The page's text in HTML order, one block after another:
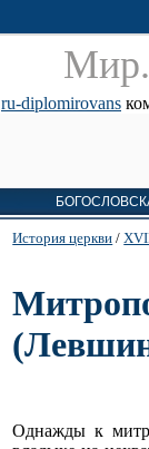
Мир.
ru-diplomirovans
История церкви /
Однажды к